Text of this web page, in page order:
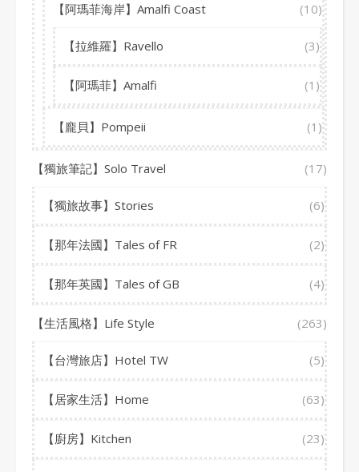
【阿瑪菲海岸】Amalfi Coast (10)
【拉維羅】Ravello (3)
【阿瑪菲】Amalfi (1)
【龐貝】Pompeii (1)
【獨旅筆記】Solo Travel (17)
【獨旅故事】Stories (6)
【那年法國】Tales of FR (2)
【那年英國】Tales of GB (4)
【生活風格】Life Style (263)
【台灣旅店】Hotel TW (5)
【居家生活】Home (63)
【廚房】Kitchen (23)